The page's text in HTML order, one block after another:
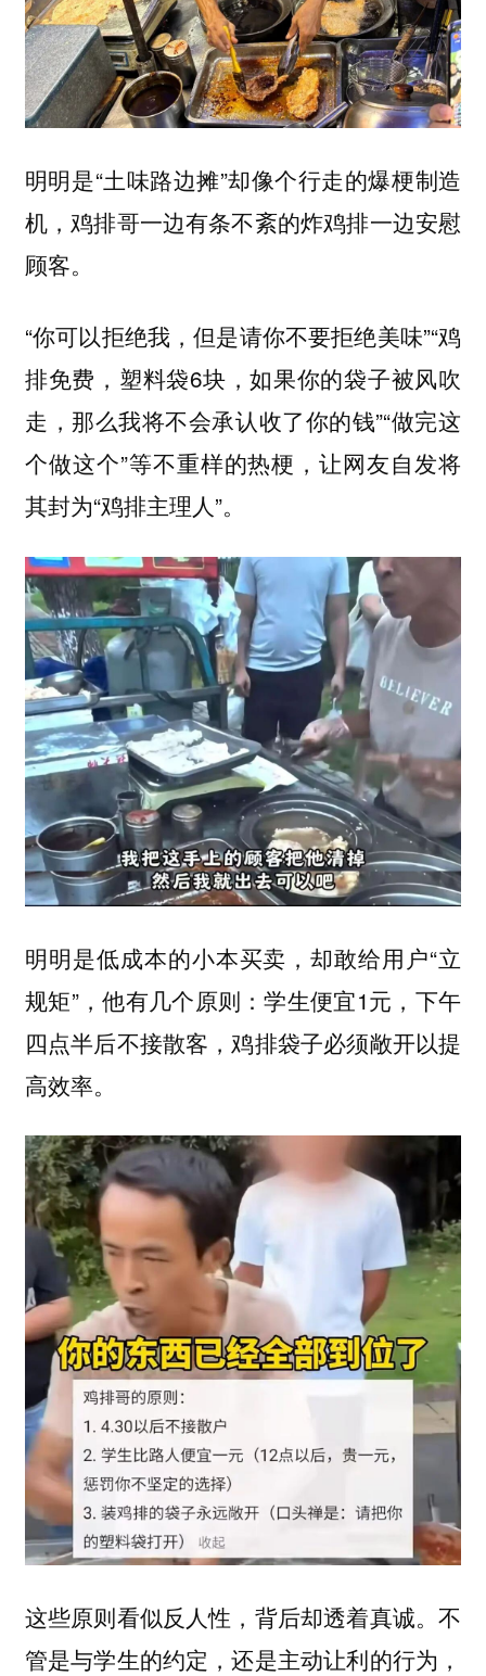
明明是“土味路边摊”却像个行走的爆梗制造
机，鸡排哥一边有条不紊的炸鸡排一边安慰
顾客。
“你可以拒绝我，但是请你不要拒绝美味”“鸡
排免费，塑料袋6块，如果你的袋子被风吹
走，那么我将不会承认收了你的钱”“做完这
个做这个”等不重样的热梗，让网友自发将
其封为“鸡排主理人”。
明明是低成本的小本买卖，却敢给用户“立
规矩”，他有几个原则：学生便宜1元，下午
四点半后不接散客，鸡排袋子必须敞开以提
高效率。
这些原则看似反人性，背后却透着真诚。不
管是与学生的约定，还是主动让利的行为，